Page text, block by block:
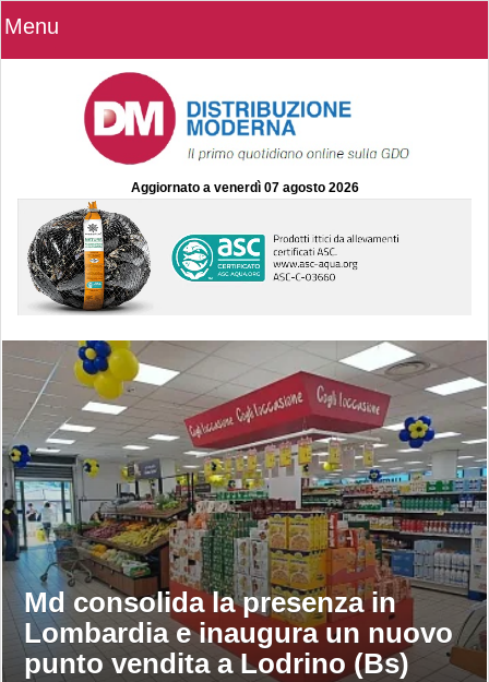
Menu
Aggiornato a venerdì 07 agosto 2026
Md consolida la presenza in
Lombardia e inaugura un nuovo
punto vendita a Lodrino (Bs)